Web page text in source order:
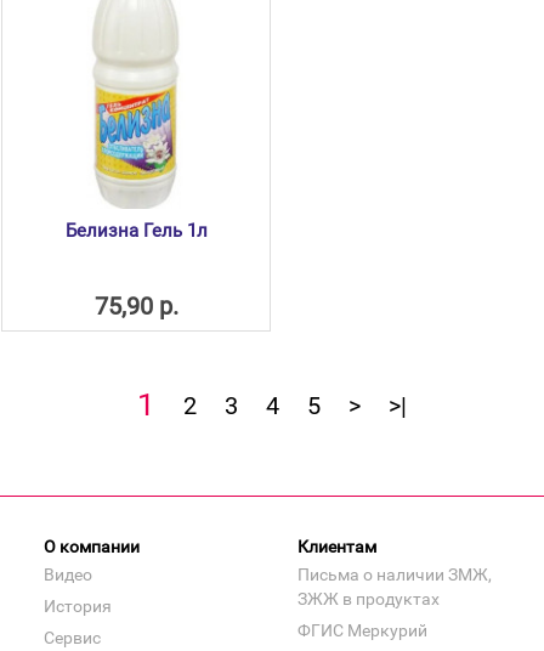
Белизна Гель 1л
75,90 р.
1 2 3 4 5 > >|
О компании
Видео
История
Сервис
Клиентам
Письма о наличии ЗМЖ,
ЗЖЖ в продуктах
ФГИС Меркурий